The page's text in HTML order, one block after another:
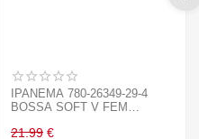
IPANEMA 780-26349-29-4
BOSSA SOFT V FEM
21.99 €